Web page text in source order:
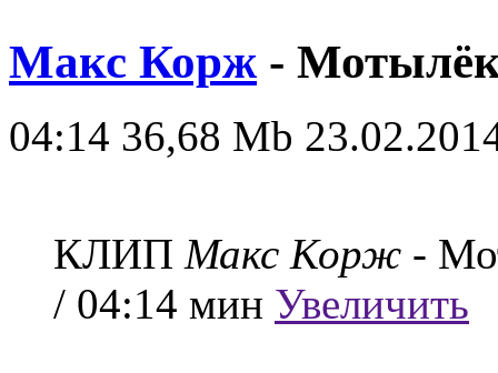
Макс Корж -
04:14 36,68 Mb
КЛИП Макс Корж -
/ 04:14 мин Увеличить